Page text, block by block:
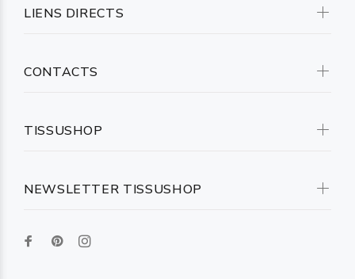
NEWSLETTER TISSUSHOP
LIENS DIRECTS
CONTACTS
TISSUSHOP